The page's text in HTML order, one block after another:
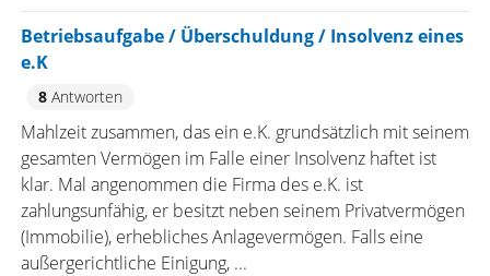
Betriebsaufgabe / Überschuldung / Insolvenz eines
e.K
8Antworten
Mahlzeit zusammen, das ein e.K. grundsätzlich mit seinem
gesamten Vermögen im Falle einer Insolvenz haftet ist
klar. Mal angenommen die Firma des e.K. ist
zahlungsunfähig, er besitzt neben seinem Privatvermögen
(Immobilie), erhebliches Anlagevermögen. Falls eine
außergerichtliche Einigung, ...